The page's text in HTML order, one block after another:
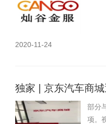
2020-11-24
独家 | 京东汽车商
部分
项。